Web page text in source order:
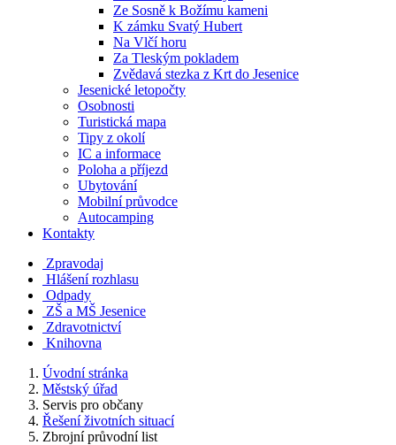
Ze Sosně k Božímu kameni
K zámku Svatý Hubert
Na Vlčí horu
Za Tleským pokladem
Zvědavá stezka z Krt do Jesenice
Jesenické letopočty
Osobnosti
Turistická mapa
Tipy z okolí
IC a informace
Poloha a příjezd
Ubytování
Mobilní průvodce
Autocamping
Kontakty
Zpravodaj
Hlášení rozhlasu
Odpady
ZŠ a MŠ Jesenice
Zdravotnictví
Knihovna
Úvodní stránka
Městský úřad
Servis pro občany
Řešení životních situací
Zbrojní průvodní list